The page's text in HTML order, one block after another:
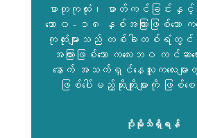
ဓာတုကုထုံး၊ ဓာတ်ကင်ခြင်း
သော ၀ - ၁၈ နှစ်အကြားဖြစ်သော
ကုထုံးများသည် တစ်ခါတစ်ရံတွ
အကြားဖြစ်သော ကလေးဘဝ ကင်ဆာရ
နောက် အသက်ရှင်နေသူကလေးမျာ
ဖြစ်ပေါ်မည့်ဆိုးကျိုးများကို ဖ
ပိုမိုသိရှိရန်